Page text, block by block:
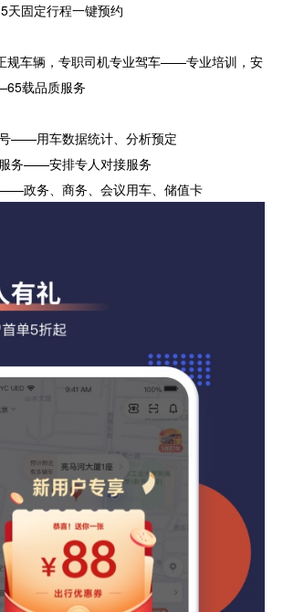
天固定行程一键预约
车辆，专职司机专业驾车——专业培训，安
载品质服务
——用车数据统计、分析预定
务——安排专人对接服务
政务、商务、会议用车、储值卡